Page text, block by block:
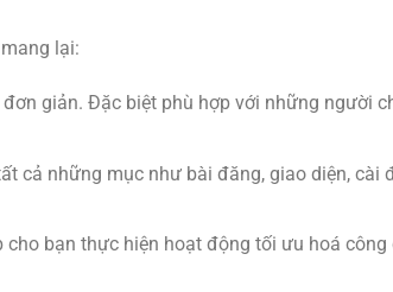
lại:
giản. Đặc biệt phù hợp với những người
cả những mục như bài đăng, giao diện,
bạn thực hiện hoạt động tối ưu hoá